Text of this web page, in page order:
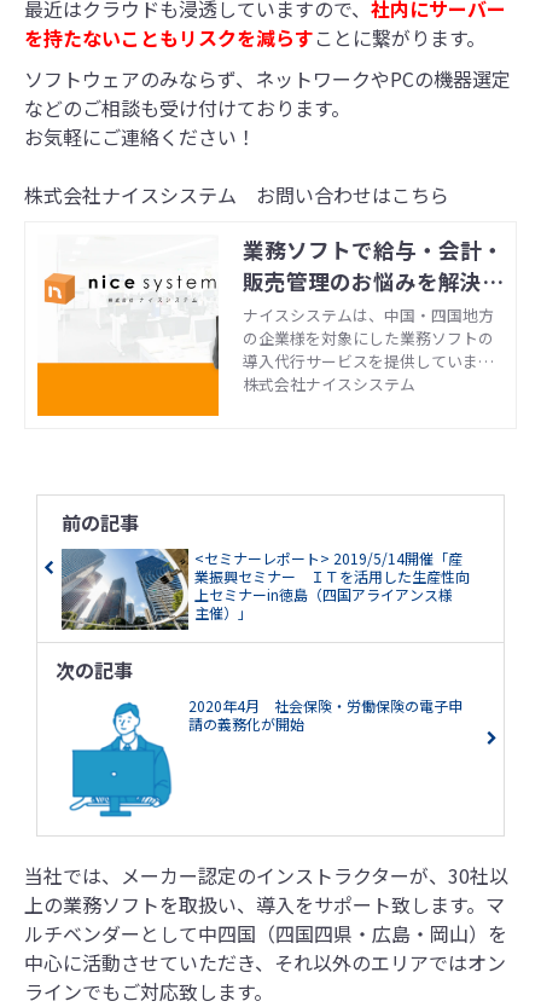
最近はクラウドも浸透していますので、 社内にサーバー
を持たないこともリスクを減らすことに繋がります。
ソフトウェアのみならず、ネットワークやPCの機器選定
などのご相談も受け付けております。
お気軽にご連絡ください！
株式会社ナイスシステム お問い合わせはこちら
業務ソフトで給与・会計・
販売管理のお悩みを解決｜
ナイスシステム
ナイスシステムは、中国・四国地方
の企業様を対象にした業務ソフトの
導入代行サービスを提供していま
す。財務会計・給与計算・販売・勤
せください。
株式会社ナイスシステム
前の記事
<セミナーレポート> 2019/5/14開催「産
業振興セミナー ＩＴを活用した生産性向
上セミナーin徳島（四国アライアンス様
主催）」
次の記事
2020年4月 社会保険・労働保険の電子申
請の義務化が開始
当社では、メーカー認定のインストラクターが、30社以
上の業務ソフトを取扱い、導入をサポート致します。マ
ルチベンダーとして中四国（四国四県・広島・岡山）を
中心に活動させていただき、それ以外のエリアではオン
ラインでもご対応致します。